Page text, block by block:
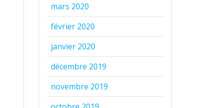
mars 2020
février 2020
janvier 2020
décembre 2019
novembre 2019